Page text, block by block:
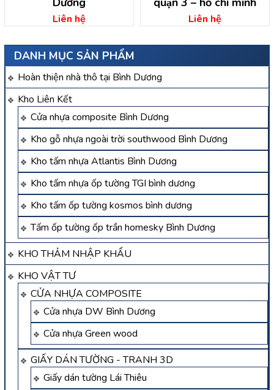
DANH MỤC SẢN PHẨM
Hoàn thiện nhà thô tại Bình Dương
Kho Liên Kết
Cửa nhựa composite Bình Dương
Kho gỗ nhựa ngoài trời southwood Bình Dương
Kho tấm nhựa Atlantis Bình Dương
Kho tấm nhựa ốp tường TGI bình dương
Kho tấm ốp tường kosmos bình dương
Tấm ốp tường ốp trần homesky Bình Dương
KHO THẢM NHẬP KHẨU
KHO VẬT TƯ
CỬA NHỰA COMPOSITE
Cửa nhựa DW Bình Dương
Cửa nhựa Green wood
GIẤY DÁN TƯỜNG - TRANH 3D
Giấy dán tường Lái Thiêu
Liên hệ Liên hệ